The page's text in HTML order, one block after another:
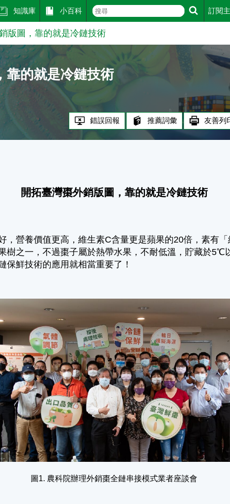
知識庫 小百科 訂閱
版圖，靠的就是冷鏈技術
靠的就是冷鏈技術
錯誤回報 推薦詞彙 友善列
開拓臺灣棗外銷版圖，靠的就是冷鏈技術
，營養價值更高，維生素C含量更是蘋果的20倍，素有
樹之一，不過棗子屬於熱帶水果，不耐低溫，貯藏於5℃
保鮮技術的應用就相當重要了！
圖1. 農科院辦理外銷棗全鏈串接模式業者座談會